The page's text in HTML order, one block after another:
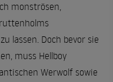
monströsen,
lassen. Doch bevor sie
muss Hellboy
Werwolf sowie